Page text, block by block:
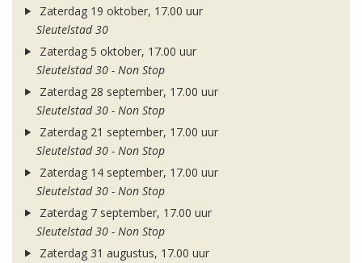
Zaterdag 19 oktober, 17.00 uur
Sleutelstad 30
Zaterdag 5 oktober, 17.00 uur
Sleutelstad 30 - Non Stop
Zaterdag 28 september, 17.00 uur
Sleutelstad 30 - Non Stop
Zaterdag 21 september, 17.00 uur
Sleutelstad 30 - Non Stop
Zaterdag 14 september, 17.00 uur
Sleutelstad 30 - Non Stop
Zaterdag 7 september, 17.00 uur
Sleutelstad 30 - Non Stop
Zaterdag 31 augustus, 17.00 uur